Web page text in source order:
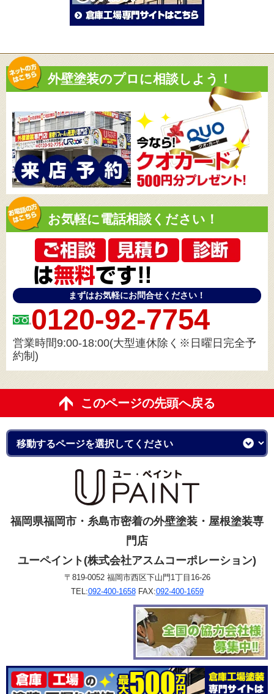
外壁塗装のプロに相談しよう！
お気軽に電話相談ください！
まずはお気軽にお問合せください！
0120-92-7754
営業時間9:00-18:00(大型連休除く※日曜日完全予
約制)
このページの先頭へ戻る
福岡県福岡市・糸島市密着の外壁塗装・屋根塗装専
門店
ユーペイント(株式会社アスムコーポレーション)
〒819-0052 福岡市西区下山門1丁目16-26
TEL:092-400-1658FAX:092-400-1659